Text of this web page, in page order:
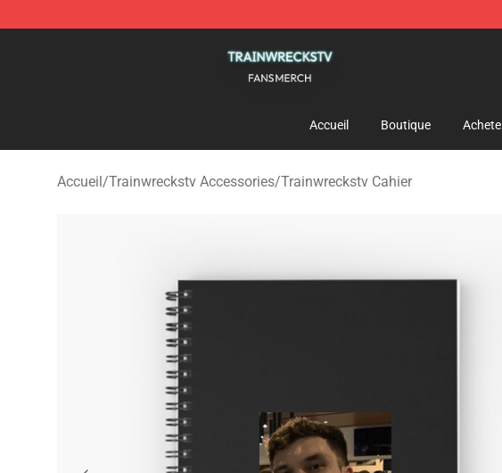
Accueil Boutique
Accueil/Trainwreckstv Accessories/Trainwreckstv Cahier